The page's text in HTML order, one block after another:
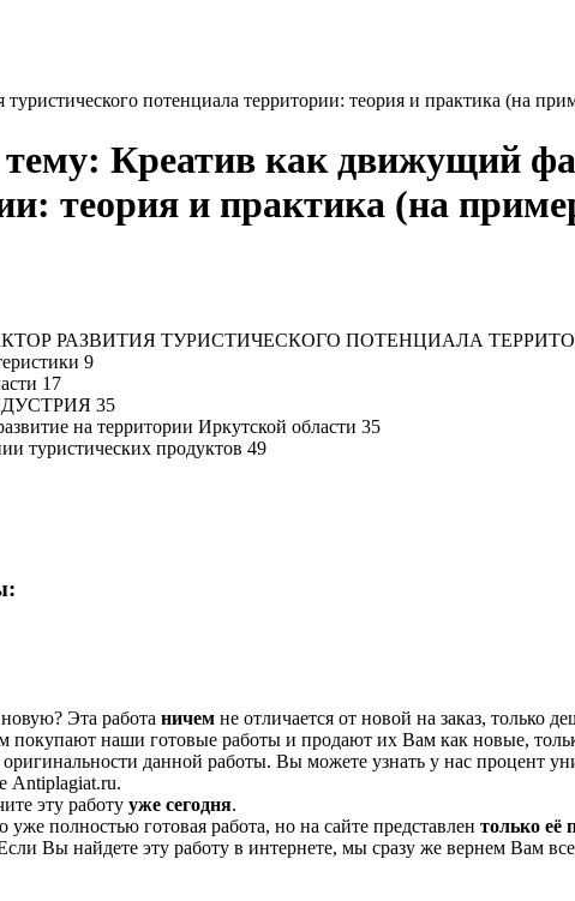
потенциала территории: теория и практика (на
Креатив как движущий
теория и практика (на
РАЗВИТИЯ ТУРИСТИЧЕСКОГО ПОТЕНЦИАЛА
9
17
35
на территории Иркутской области 35
туристических продуктов 49
Эта работа ничем не отличается от новой на заказ, только
покупают наши готовые работы и продают их Вам как новые,
данной работы. Вы можете узнать у нас процент
Аntiplagiat.ru.
эту работу уже сегодня.
уже полностью готовая работа, но на сайте представлен только её
Вы найдете эту работу в интернете, мы сразу же вернем Вам